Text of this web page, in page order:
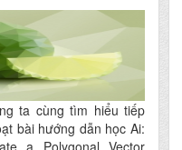
ta cùng tìm hiểu tiếp
bài hướng dẫn học Ai:
a Polygonal Vector